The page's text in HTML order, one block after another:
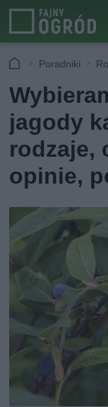
Poradniki
jagody
rodzaje,
opinie,